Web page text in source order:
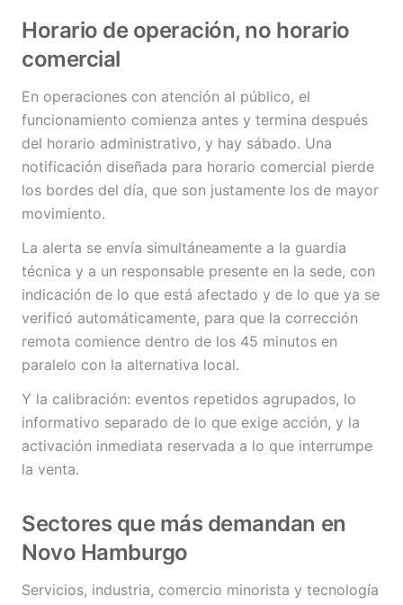
Horario de operación, no horario
comercial
En operaciones con atención al público, el
funcionamiento comienza antes y termina después
del horario administrativo, y hay sábado. Una
notificación diseñada para horario comercial pierde
los bordes del día, que son justamente los de mayor
movimiento.
La alerta se envía simultáneamente a la guardia
técnica y a un responsable presente en la sede, con
indicación de lo que está afectado y de lo que ya se
verificó automáticamente, para que la corrección
remota comience dentro de los 45 minutos en
paralelo con la alternativa local.
Y la calibración: eventos repetidos agrupados, lo
informativo separado de lo que exige acción, y la
activación inmediata reservada a lo que interrumpe
la venta.
Sectores que más demandan en
Novo Hamburgo
Servicios, industria, comercio minorista y tecnología